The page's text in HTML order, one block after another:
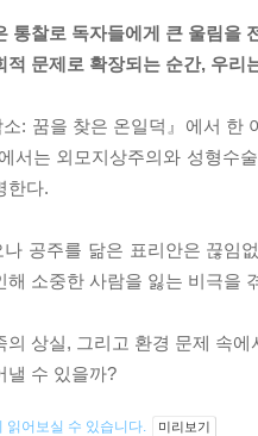
통찰로 독자들에게 큰 울림을
적 문제로 확장되는 순간, 우리
: 꿈을 찾은 온일덕』에서 한
서는 외모지상주의와 성형수
한다.
나 공주를 닮은 표리안은 끊
해 소중한 사람을 잃는 비극을
의 상실, 그리고 환경 문제 속
낼 수 있을까?
읽어보실 수 있습니다. 미리보기